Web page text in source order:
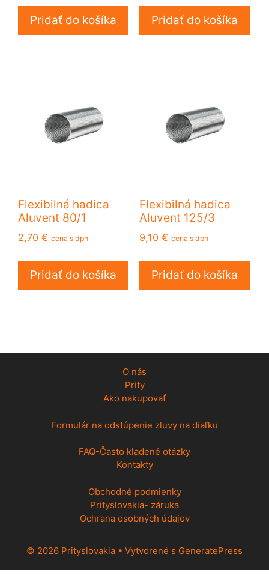
Pridať do košíka Pridať do košíka
Flexibilná hadica
Aluvent 80/1
2,70 € cena s dph
Pridať do košíka
Flexibilná hadica
Aluvent 125/3
9,10 € cena s dph
Pridať do košíka
O nás
Prity
Ako nakupovať
Formulár na odstúpenie zluvy na diaľku
FAQ-Často kladené otázky
Kontakty
Obchodné podmienky
Prityslovakia- záruka
Ochrana osobných údajov
© 2026 Prityslovakia • Vytvorené s GeneratePress